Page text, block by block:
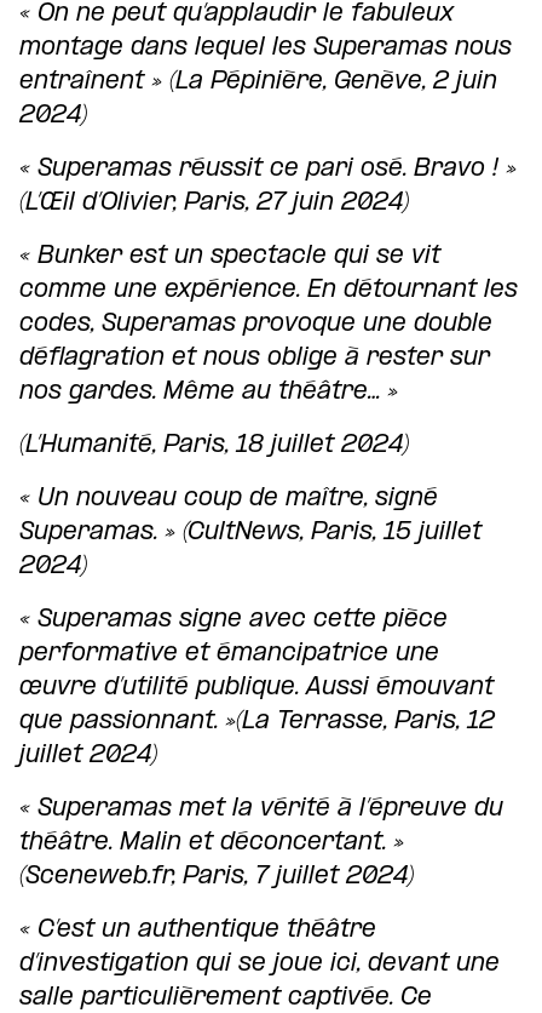
« On ne peut qu’applaudir le fabuleux
montage dans lequel les Superamas nous
entraînent » (La Pépinière, Genève, 2 juin
2024)
« Superamas réussit ce pari osé. Bravo ! »
(L’Œil d’Olivier, Paris, 27 juin 2024)
« Bunker est un spectacle qui se vit
comme une expérience. En détournant les
codes, Superamas provoque une double
déflagration et nous oblige à rester sur
nos gardes. Même au théâtre… »
(L’Humanité, Paris, 18 juillet 2024)
« Un nouveau coup de maître, signé
Superamas. » (CultNews, Paris, 15 juillet
2024)
« Superamas signe avec cette pièce
performative et émancipatrice une
œuvre d’utilité publique. Aussi émouvant
que passionnant. »(La Terrasse, Paris, 12
juillet 2024)
« Superamas met la vérité à l’épreuve du
théâtre. Malin et déconcertant. »
(Sceneweb.fr, Paris, 7 juillet 2024)
« C’est un authentique théâtre
d’investigation qui se joue ici, devant une
salle particulièrement captivée. Ce